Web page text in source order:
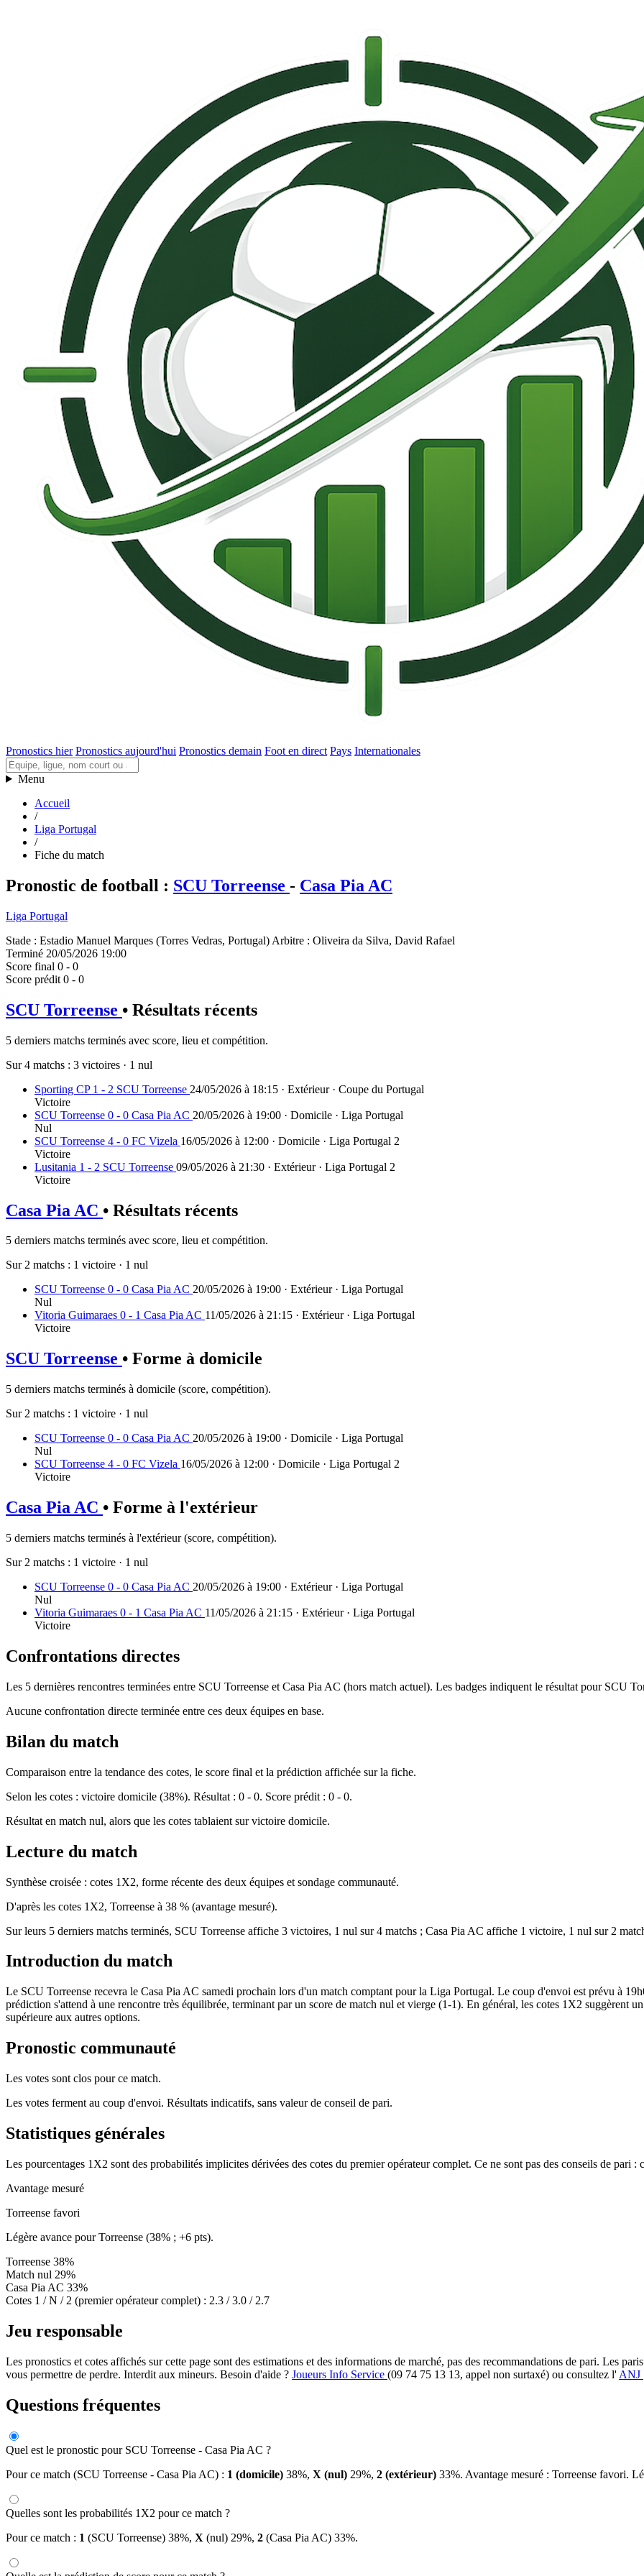
Pronostics hier Pronostics aujourd'hui Pronostics demain Foot en direct Pays Internationales
Menu
Accueil
/
Liga Portugal
/
Fiche du match
Pronostic de football : SCU Torreense - Casa Pia AC
Liga Portugal
Stade : Estadio Manuel Marques (Torres Vedras, Portugal) Arbitre : Oliveira da Silva, David Rafael
Terminé 20/05/2026 19:00
Score final 0 - 0
Score prédit 0 - 0
SCU Torreense • Résultats récents
5 derniers matchs terminés avec score, lieu et compétition.
Sur 4 matchs : 3 victoires · 1 nul
Sporting CP 1 - 2 SCU Torreense 24/05/2026 à 18:15 · Extérieur · Coupe du Portugal
Victoire
SCU Torreense 0 - 0 Casa Pia AC 20/05/2026 à 19:00 · Domicile · Liga Portugal
Nul
SCU Torreense 4 - 0 FC Vizela 16/05/2026 à 12:00 · Domicile · Liga Portugal 2
Victoire
Lusitania 1 - 2 SCU Torreense 09/05/2026 à 21:30 · Extérieur · Liga Portugal 2
Victoire
Casa Pia AC • Résultats récents
5 derniers matchs terminés avec score, lieu et compétition.
Sur 2 matchs : 1 victoire · 1 nul
SCU Torreense 0 - 0 Casa Pia AC 20/05/2026 à 19:00 · Extérieur · Liga Portugal
Nul
Vitoria Guimaraes 0 - 1 Casa Pia AC 11/05/2026 à 21:15 · Extérieur · Liga Portugal
Victoire
SCU Torreense • Forme à domicile
5 derniers matchs terminés à domicile (score, compétition).
Sur 2 matchs : 1 victoire · 1 nul
SCU Torreense 0 - 0 Casa Pia AC 20/05/2026 à 19:00 · Domicile · Liga Portugal
Nul
SCU Torreense 4 - 0 FC Vizela 16/05/2026 à 12:00 · Domicile · Liga Portugal 2
Victoire
Casa Pia AC • Forme à l'extérieur
5 derniers matchs terminés à l'extérieur (score, compétition).
Sur 2 matchs : 1 victoire · 1 nul
SCU Torreense 0 - 0 Casa Pia AC 20/05/2026 à 19:00 · Extérieur · Liga Portugal
Nul
Vitoria Guimaraes 0 - 1 Casa Pia AC 11/05/2026 à 21:15 · Extérieur · Liga Portugal
Victoire
Confrontations directes
Les 5 dernières rencontres terminées entre SCU Torreense et Casa Pia AC (hors match actuel). Les badges indiquent le résultat pour SCU
Aucune confrontation directe terminée entre ces deux équipes en base.
Bilan du match
Comparaison entre la tendance des cotes, le score final et la prédiction affichée sur la fiche.
Selon les cotes : victoire domicile (38%). Résultat : 0 - 0. Score prédit : 0 - 0.
Résultat en match nul, alors que les cotes tablaient sur victoire domicile.
Lecture du match
Synthèse croisée : cotes 1X2, forme récente des deux équipes et sondage communauté.
D'après les cotes 1X2, Torreense à 38 % (avantage mesuré).
Sur leurs 5 derniers matchs terminés, SCU Torreense affiche 3 victoires, 1 nul sur 4 matchs ; Casa Pia AC affiche 1 victoire, 1 nul sur 2
Introduction du match
Le SCU Torreense recevra le Casa Pia AC samedi prochain lors d'un match comptant pour la Liga Portugal. Le coup d'envoi est prévu à
prédiction s'attend à une rencontre très équilibrée, terminant par un score de match nul et vierge (1-1). En général, les cotes 1X2 suggèrent
supérieure aux autres options.
Pronostic communauté
Les votes sont clos pour ce match.
Les votes ferment au coup d'envoi. Résultats indicatifs, sans valeur de conseil de pari.
Statistiques générales
Les pourcentages 1X2 sont des probabilités implicites dérivées des cotes du premier opérateur complet. Ce ne sont pas des conseils de pari :
Avantage mesuré
Torreense favori
Légère avance pour Torreense (38% ; +6 pts).
Torreense 38%
Match nul 29%
Casa Pia AC 33%
Cotes 1 / N / 2 (premier opérateur complet) : 2.3 / 3.0 / 2.7
Jeu responsable
Les pronostics et cotes affichés sur cette page sont des estimations et des informations de marché, pas des recommandations de pari. Les
vous permettre de perdre. Interdit aux mineurs. Besoin d'aide ? Joueurs Info Service (09 74 75 13 13, appel non surtaxé) ou consultez l' ANJ
Questions fréquentes
Quel est le pronostic pour SCU Torreense - Casa Pia AC ?
Pour ce match (SCU Torreense - Casa Pia AC) : 1 (domicile) 38%, X (nul) 29%, 2 (extérieur) 33%. Avantage mesuré : Torreense favori.
Quelles sont les probabilités 1X2 pour ce match ?
Pour ce match : 1 (SCU Torreense) 38%, X (nul) 29%, 2 (Casa Pia AC) 33%.